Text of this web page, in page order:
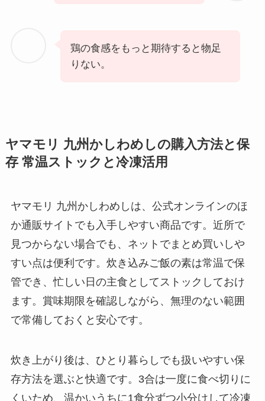
鶏の食感をもっと期待すると物足
りない。
ヤマモリ 九州かしわめしの購入方法と保
存 常温ストックと冷凍活用
ヤマモリ 九州かしわめしは、公式オンラインのほ
か通販サイトでも入手しやすい商品です。近所で
見つからない場合でも、ネットでまとめ買いしや
すい点は便利です。炊き込みご飯の素は常温で保
管でき、忙しい日の主食としてストックしておけ
ます。賞味期限を確認しながら、無理のない範囲
で常備しておくと安心です。
炊き上がり後は、ひとり暮らしでも扱いやすい保
存方法を選ぶと快適です。3合は一度に食べ切りに
くいため、温かいうちに1食分ずつ小分けして冷凍